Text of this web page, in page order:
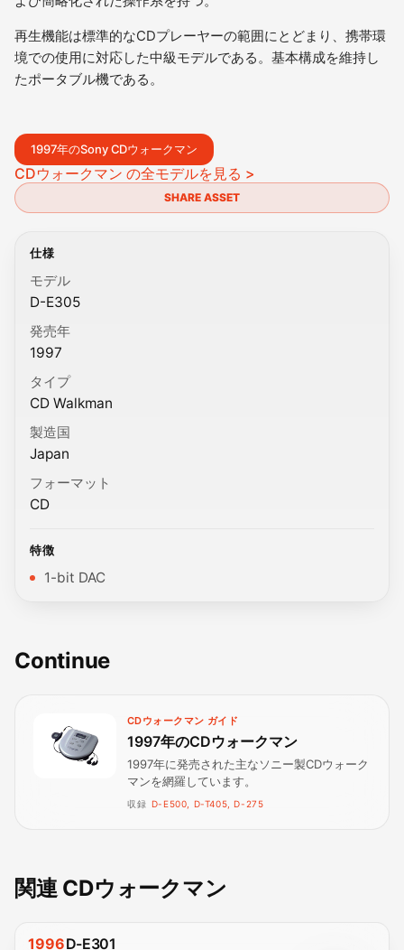
再生機能は標準的なCDプレーヤーの範囲にとどまり、携帯環
境での使用に対応した中級モデルである。基本構成を維持し
たポータブル機である。
1997年のSony CDウォークマン
CDウォークマン の全モデルを見る >
SHARE ASSET
仕様
モデル
D-E305
発売年
1997
タイプ
CD Walkman
製造国
Japan
フォーマット
CD
特徴
1-bit DAC
Continue
CDウォークマン ガイド
1997年のCDウォークマン
1997年に発売された主なソニー製CDウォーク
マンを網羅しています。
収録 D-E500, D-T405, D-275
関連 CDウォークマン
1996D-E301